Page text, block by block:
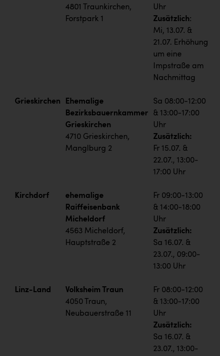
4801 Traunkirchen,
Forstpark 1
Uhr
Zusätzlich:
Mi, 13.07. &
21.07. Erhöhung
um eine
Impstraße am
Nachmittag
Grieskirchen
Ehemalige
Bezirksbauernkammer
Grieskirchen
4710 Grieskirchen,
Manglburg 2
Sa 08:00-12:00
& 13:00-17:00
Uhr
Zusätzlich:
Fr 15.07. &
22.07., 13:00-
17:00 Uhr
Kirchdorf
ehemalige
Raiffeisenbank
Micheldorf
4563 Micheldorf,
Hauptstraße 2
Fr 09:00-13:00
& 14:00-18:00
Uhr
Zusätzlich:
Sa 16.07. &
23.07., 09:00-
13:00 Uhr
Linz-Land
Volksheim Traun
4050 Traun,
Neubauerstraße 11
Fr 08:00-12:00
& 13:00-17:00
Uhr
Zusätzlich:
Sa 16.07. &
23.07., 13:00-